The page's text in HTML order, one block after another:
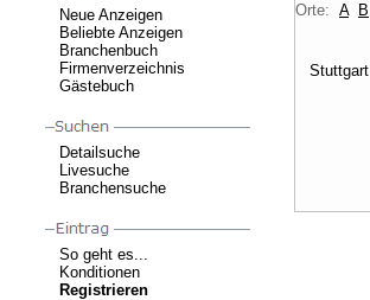
Neue Anzeigen
Beliebte Anzeigen
Branchenbuch
Firmenverzeichnis
Gästebuch
Detailsuche
Livesuche
Branchensuche
So geht es...
Konditionen
Registrieren
Orte: A B
Stuttgart